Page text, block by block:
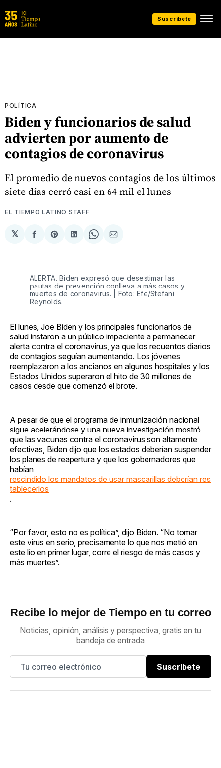
Suscríbete
POLÍTICA
Biden y funcionarios de salud
advierten por aumento de
contagios de coronavirus
El promedio de nuevos contagios de los últimos
siete días cerró casi en 64 mil el lunes
EL TIEMPO LATINO STAFF
𝕏
Compartir
en
Share
on
Compartir
en
Share
on
Compartir
via
ALERTA. Biden expresó que desestimar las
pautas de prevención conlleva a más casos y
muertes de coronavirus. | Foto: Efe/Stefani
Reynolds.
El lunes, Joe Biden y los principales funcionarios de
salud instaron a un público impaciente a permanecer
alerta contra el coronavirus, ya que los recuentos diarios
de contagios seguían aumentando. Los jóvenes
reemplazaron a los ancianos en algunos hospitales y los
Estados Unidos superaron el hito de 30 millones de
casos desde que comenzó el brote.
A pesar de que el programa de inmunización nacional
sigue acelerándose y una nueva investigación mostró
que las vacunas contra el coronavirus son altamente
efectivas, Biden dijo que los estados deberían suspender
los planes de reapertura y que los gobernadores que
habían
rescindido los mandatos de usar mascarillas deberían res
tablecerlos
.
“Por favor, esto no es política”, dijo Biden. “No tomar
este virus en serio, precisamente lo que nos metió en
este lío en primer lugar, corre el riesgo de más casos y
más muertes”.
Recibe lo mejor de Tiempo en tu correo
Noticias, opinión, análisis y perspectiva, gratis en tu
bandeja de entrada
Suscríbete